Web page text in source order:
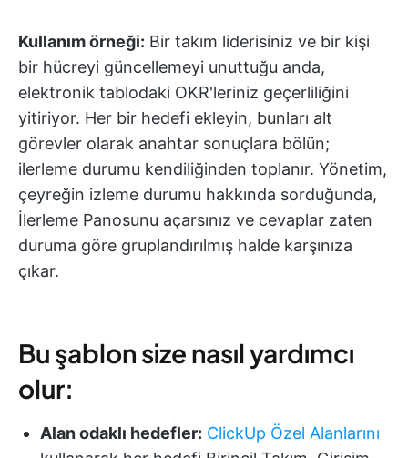
Kullanım örneği: Bir takım liderisiniz ve bir kişi
bir hücreyi güncellemeyi unuttuğu anda,
elektronik tablodaki OKR'leriniz geçerliliğini
yitiriyor. Her bir hedefi ekleyin, bunları alt
görevler olarak anahtar sonuçlara bölün;
ilerleme durumu kendiliğinden toplanır. Yönetim,
çeyreğin izleme durumu hakkında sorduğunda,
İlerleme Panosunu açarsınız ve cevaplar zaten
duruma göre gruplandırılmış halde karşınıza
çıkar.
Bu şablon size nasıl yardımcı
olur:
Alan odaklı hedefler: ClickUp Özel Alanlarını